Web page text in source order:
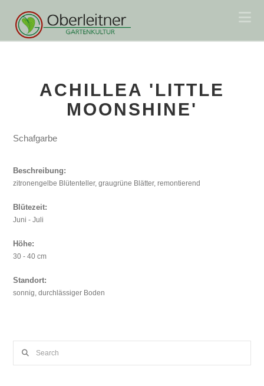
ACHILLEA 'LITTLE
MOONSHINE'
Schafgarbe
Beschreibung:
zitronengelbe Blütenteller, graugrüne Blätter, remontierend
Blütezeit:
Juni - Juli
Höhe:
30 - 40 cm
Standort:
sonnig, durchlässiger Boden